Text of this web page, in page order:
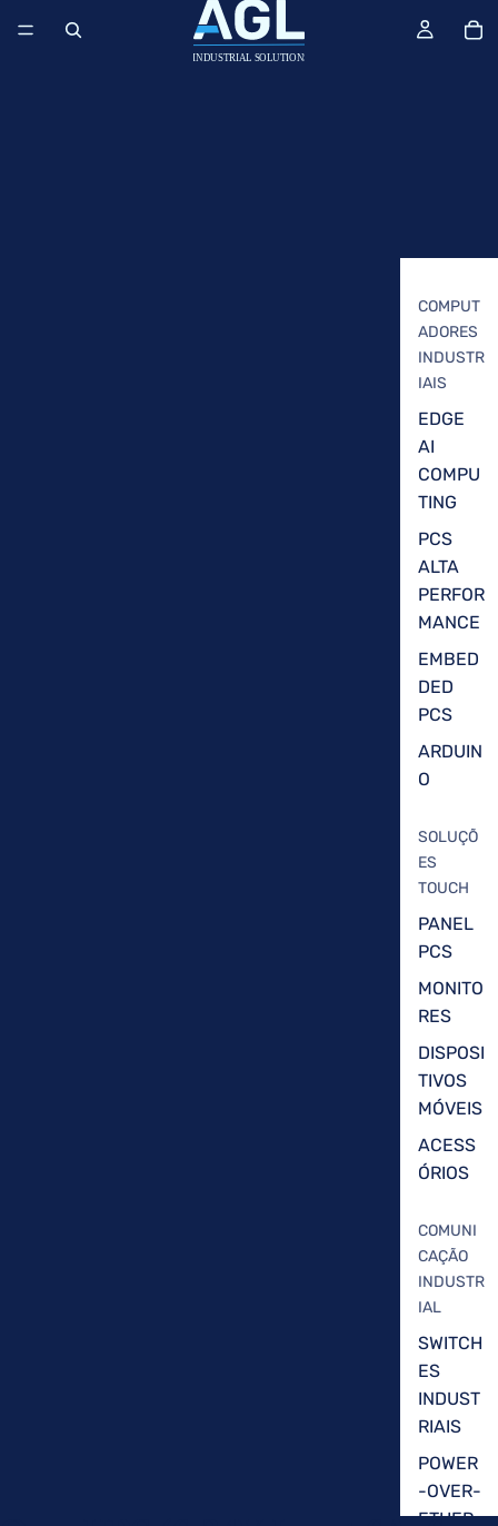
COMPUT
ADORES
INDUSTR
IAIS
EDGE
AI
COMPU
TING
PCS
ALTA
PERFOR
MANCE
EMBED
DED
PCS
ARDUIN
O
SOLUÇÕ
ES
TOUCH
PANEL
PCS
MONITO
RES
DISPOSI
TIVOS
MÓVEIS
ACESS
ÓRIOS
COMUNI
CAÇÃO
INDUSTR
IAL
SWITCH
ES
INDUST
RIAIS
POWER
-OVER-
ETHER